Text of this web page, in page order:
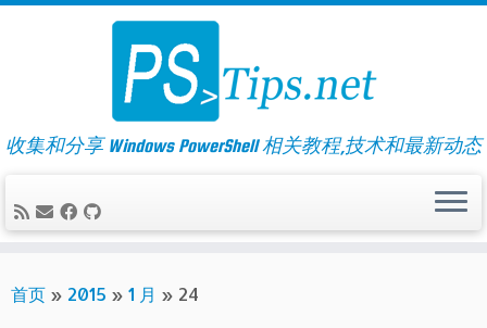
Skip
收集和分享 Windows PowerShell 相关教程,技术和最新动态
首页 » 2015 » 1 月 » 24